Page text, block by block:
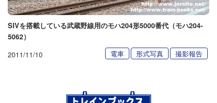
SIVを搭載している武蔵野線用のモハ204形5000番代（モハ204-
5062）
2011/11/10 電車 形式写真 撮影報告